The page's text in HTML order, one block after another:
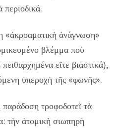
περιοδικά.
«ἀκροαματικὴ ἀνάγνωση»
βλέμμα ποὺ
εἴτε βιαστικά),
ὑπεροχὴ τῆς «φωνῆς».
τροφοδοτεῖ τὰ
τὴν ἀτομικὴ σιωπηρὴ